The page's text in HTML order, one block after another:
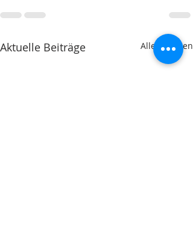
Aktuelle Beiträge Alle ansehen